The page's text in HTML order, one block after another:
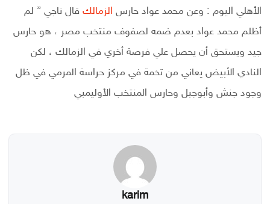
الأهلي اليوم : وعن محمد عواد حارس الزمالك قال ناجي ” لم
أظلم محمد عواد بعدم ضمه لصفوف منتخب مصر ، هو حارس
جيد ويستحق أن يحصل علي فرصة أخري في الزمالك ، لكن
النادي الأبيض يعاني من تخمة في مركز حراسة المرمي في ظل
وجود جنش وأبوجبل وحارس المنتخب الأوليمبي
karim